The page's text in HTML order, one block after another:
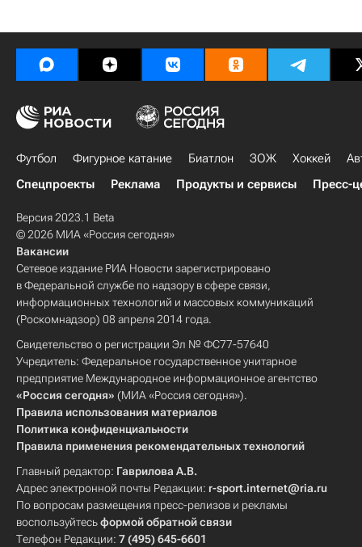
Футбол Фигурное катание Биатлон ЗОЖ Хоккей
Спецпроекты
Реклама Продукты и сервисы Пресс-
Версия 2023.1 Beta
© 2026 МИА «Россия сегодня»
Вакансии
Сетевое издание РИА Новости зарегистрировано
в Федеральной службе по надзору в сфере связи,
информационных технологий и массовых коммуникаций
(Роскомнадзор) 08 апреля 2014 года.
Свидетельство о регистрации Эл № ФС77-57640
Учредитель: Федеральное государственное унитарное
предприятие Международное информационное агентство
«Россия сегодня» (МИА «Россия сегодня»).
Правила использования материалов
Политика конфиденциальности
Правила применения рекомендательных технологий
Главный редактор: Гаврилова А.В.
Адрес электронной почты Редакции: r-sport.internet@ria.ru
По вопросам размещения пресс-релизов и рекламы
воспользуйтесьформой обратной связи
Телефон Редакции: 7 (495) 645-6601